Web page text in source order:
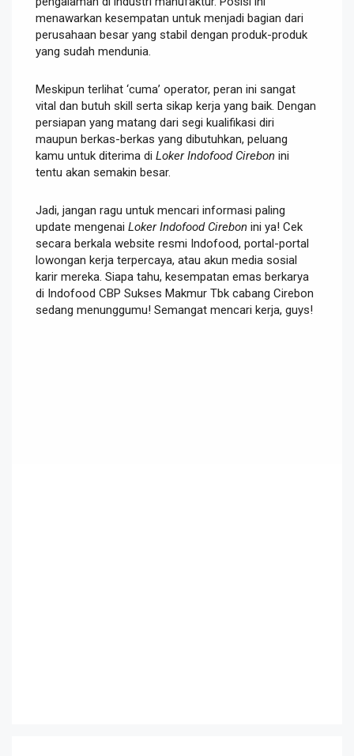
menawarkan kesempatan untuk menjadi bagian dari
perusahaan besar yang stabil dengan produk-produk
yang sudah mendunia.
Meskipun terlihat ‘cuma’ operator, peran ini sangat
vital dan butuh skill serta sikap kerja yang baik. Dengan
persiapan yang matang dari segi kualifikasi diri
maupun berkas-berkas yang dibutuhkan, peluang
kamu untuk diterima di Loker Indofood Cirebon ini
tentu akan semakin besar.
Jadi, jangan ragu untuk mencari informasi paling
update mengenai Loker Indofood Cirebon ini ya! Cek
secara berkala website resmi Indofood, portal-portal
lowongan kerja terpercaya, atau akun media sosial
karir mereka. Siapa tahu, kesempatan emas berkarya
di Indofood CBP Sukses Makmur Tbk cabang Cirebon
sedang menunggumu! Semangat mencari kerja, guys!